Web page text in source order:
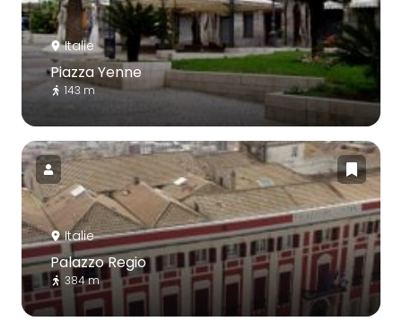
Italie
Piazza Yenne
143 m
Italie
Palazzo Regio
384 m